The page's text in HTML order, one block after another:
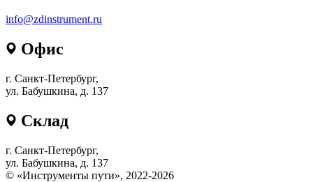
info@zdinstrument.ru
Офис
г. Санкт-Петербург,
ул. Бабушкина, д. 137
Склад
г. Санкт-Петербург,
ул. Бабушкина, д. 137
© «Инструменты пути», 2022-2026